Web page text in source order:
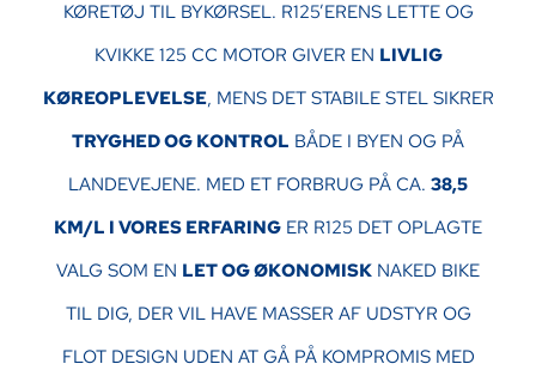
KØRETØJ TIL BYKØRSEL. R125’ERENS LETTE OG
KVIKKE 125 CC MOTOR GIVER EN LIVLIG
KØREOPLEVELSE, MENS DET STABILE STEL SIKRER
TRYGHED OG KONTROL BÅDE I BYEN OG PÅ
LANDEVEJENE. MED ET FORBRUG PÅ CA. 38,5
KM/L I VORES ERFARING ER R125 DET OPLAGTE
VALG SOM EN LET OG ØKONOMISK NAKED BIKE
TIL DIG, DER VIL HAVE MASSER AF UDSTYR OG
FLOT DESIGN UDEN AT GÅ PÅ KOMPROMIS MED